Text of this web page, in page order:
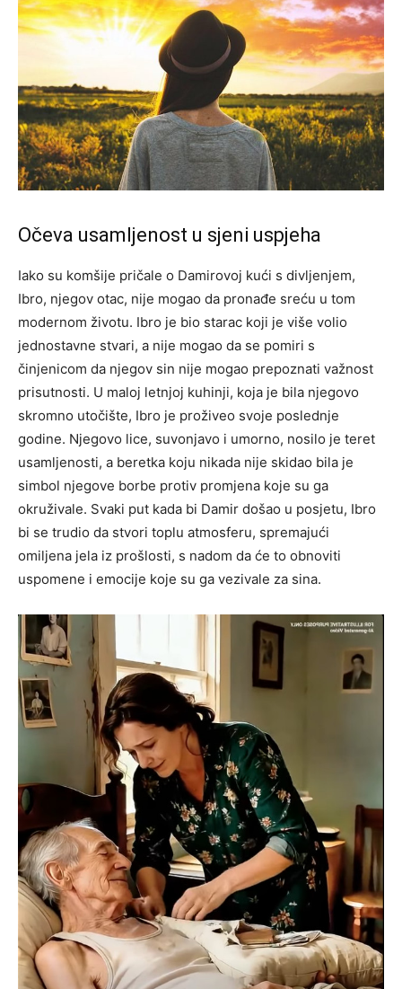
Očeva usamljenost u sjeni uspjeha
Iako su komšije pričale o Damirovoj kući s divljenjem,
Ibro, njegov otac, nije mogao da pronađe sreću u tom
modernom životu. Ibro je bio starac koji je više volio
jednostavne stvari, a nije mogao da se pomiri s
činjenicom da njegov sin nije mogao prepoznati važnost
prisutnosti. U maloj letnjoj kuhinji, koja je bila njegovo
skromno utočište, Ibro je proživeo svoje poslednje
godine. Njegovo lice, suvonjavo i umorno, nosilo je teret
usamljenosti, a beretka koju nikada nije skidao bila je
simbol njegove borbe protiv promjena koje su ga
okruživale. Svaki put kada bi Damir došao u posjetu, Ibro
bi se trudio da stvori toplu atmosferu, spremajući
omiljena jela iz prošlosti, s nadom da će to obnoviti
uspomene i emocije koje su ga vezivale za sina.